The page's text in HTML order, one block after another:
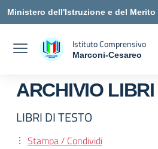
Vai ai contenuti
Vai al menu di navigazione
Vai al footer
Ministero dell'Istruzione e del Merito
Istituto Comprensivo
Marconi-Cesareo
ARCHIVIO
LIBRI DI TESTO
Stampa / Condividi